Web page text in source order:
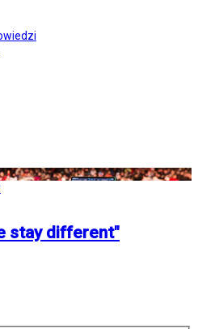
stay different"